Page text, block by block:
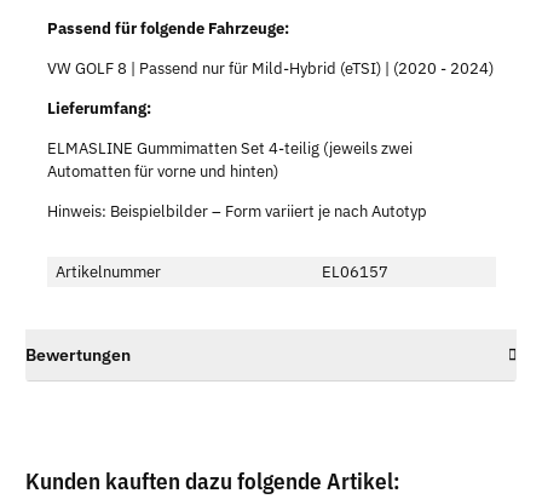
Passend für folgende Fahrzeuge:
VW GOLF 8 | Passend nur für Mild-Hybrid (eTSI) | (2020 - 2024)
Lieferumfang:
ELMASLINE Gummimatten Set 4-teilig (jeweils zwei
Automatten für vorne und hinten)
Hinweis: Beispielbilder – Form variiert je nach Autotyp
Artikelnummer EL06157
Bewertungen
Kunden kauften dazu folgende Artikel: